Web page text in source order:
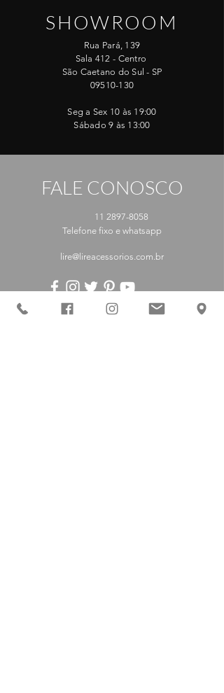
SHOWROOM
Rua Pará, 139
Sala 412 - Centro
São Caetano do Sul - SP
09510-130
Seg a Sex 10 às 19:00
Sábado 9 às 13:00
FALE CONOSCO
11 2897-8058
Telefone fixo e whatsapp
lire@lireacessorios.com.br